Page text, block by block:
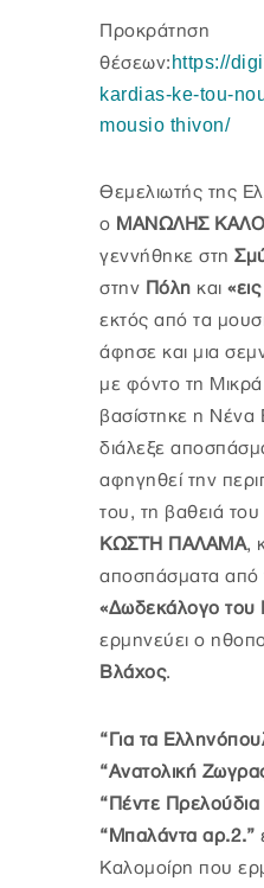
Προκράτηση
θέσεων: https://
kardias-ke-tou-
mousio thivon/
Θεμελιωτής της
ο ΜΑΝΩΛΗΣ
γεννήθηκε στη
στην Πόλη και
εκτός από τα
άφησε και μια
με φόντο τη Μικρά
βασίστηκε η Νένα
διάλεξε
αφηγηθεί την
του, τη βαθειά του
ΚΩΣΤΗ ΠΑΛΑΜΑ,
αποσπάσματα από
«Δωδεκάλογο του
ερμηνεύει ο
Βλάχος.
“Για τα
“Ανατολική
“Πέντε Πρελούδια
“Μπαλάντα αρ.2.”
Καλομοίρη που